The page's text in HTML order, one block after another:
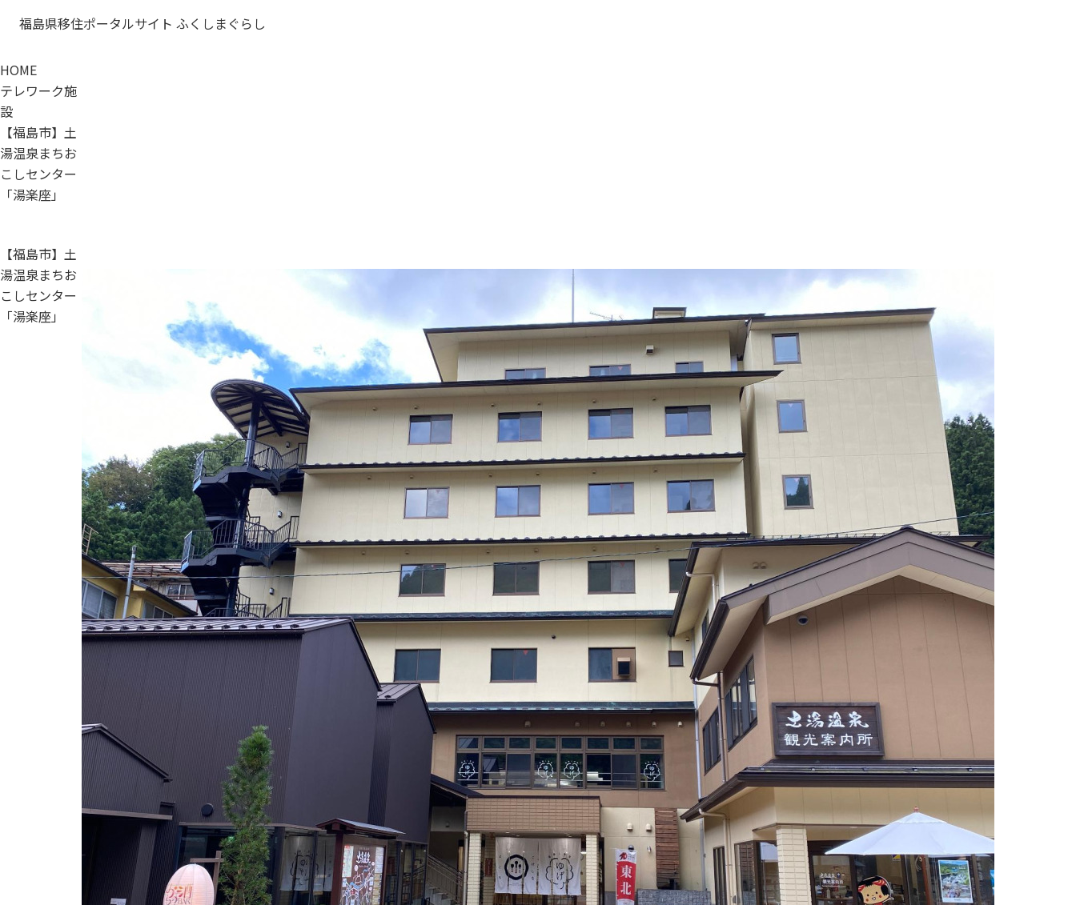
福島県移住ポータルサイト ふくしまぐらし
HOME
テレワーク施
設
【福島市】土
湯温泉まちお
こしセンター
「湯楽座」
【福島市】土
湯温泉まちお
こしセンター
「湯楽座」